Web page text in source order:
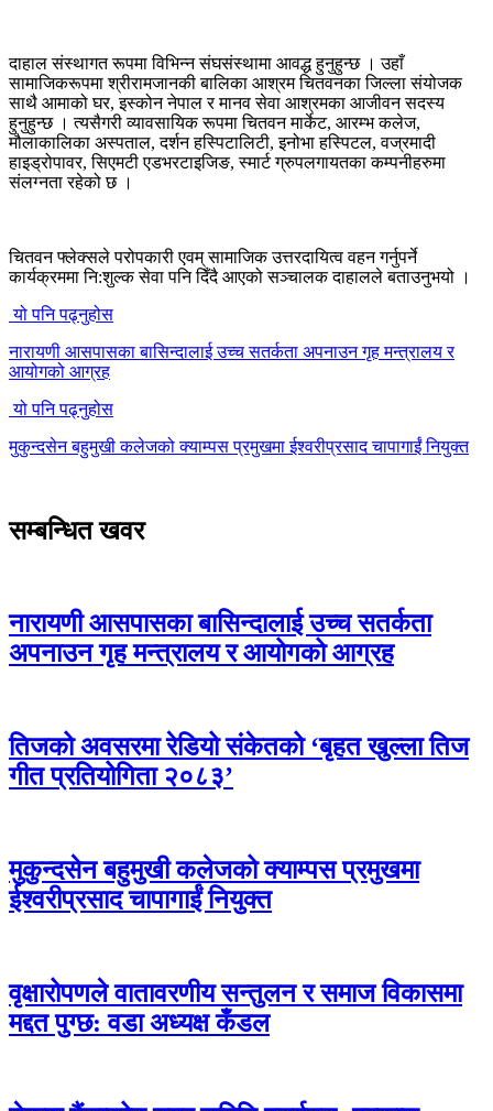
दाहाल संस्थागत रूपमा विभिन्न संघसंस्थामा आवद्ध हुनुहुन्छ । उहाँ
सामाजिकरूपमा श्रीरामजानकी बालिका आश्रम चितवनका जिल्ला संयोजक
साथै आमाको घर, इस्कोन नेपाल र मानव सेवा आश्रमका आजीवन सदस्य
हुनुहुन्छ । त्यसैगरी व्यावसायिक रूपमा चितवन मार्केट, आरम्भ कलेज,
मौलाकालिका अस्पताल, दर्शन हस्पिटालिटी, इनोभा हस्पिटल, वज्रमादी
हाइड्रोपावर, सिएमटी एडभरटाइजिङ, स्मार्ट ग्रुपलगायतका कम्पनीहरुमा
संलग्नता रहेको छ ।
चितवन फ्लेक्सले परोपकारी एवम् सामाजिक उत्तरदायित्व वहन गर्नुपर्ने
कार्यक्रममा नि:शुल्क सेवा पनि दिँदै आएको सञ्चालक दाहालले बताउनुभयो ।
यो पनि पढ्नुहोस
नारायणी आसपासका बासिन्दालाई उच्च सतर्कता अपनाउन गृह मन्त्रालय र
आयोगको आग्रह
यो पनि पढ्नुहोस
मुकुन्दसेन बहुमुखी कलेजको क्याम्पस प्रमुखमा ईश्वरीप्रसाद चापागाईं नियुक्त
सम्बन्धित खवर
नारायणी आसपासका बासिन्दालाई उच्च सतर्कता
अपनाउन गृह मन्त्रालय र आयोगको आग्रह
तिजको अवसरमा रेडियो संकेतको ‘बृहत खुल्ला तिज
गीत प्रतियोगिता २०८३’
मुकुन्दसेन बहुमुखी कलेजको क्याम्पस प्रमुखमा
ईश्वरीप्रसाद चापागाईं नियुक्त
वृक्षारोपणले वातावरणीय सन्तुलन र समाज विकासमा
मद्दत पुग्छ: वडा अध्यक्ष कँडल